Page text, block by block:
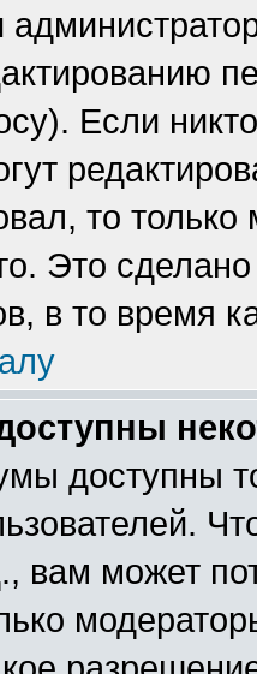
Если
то
Это
в то время
доступны
вам может